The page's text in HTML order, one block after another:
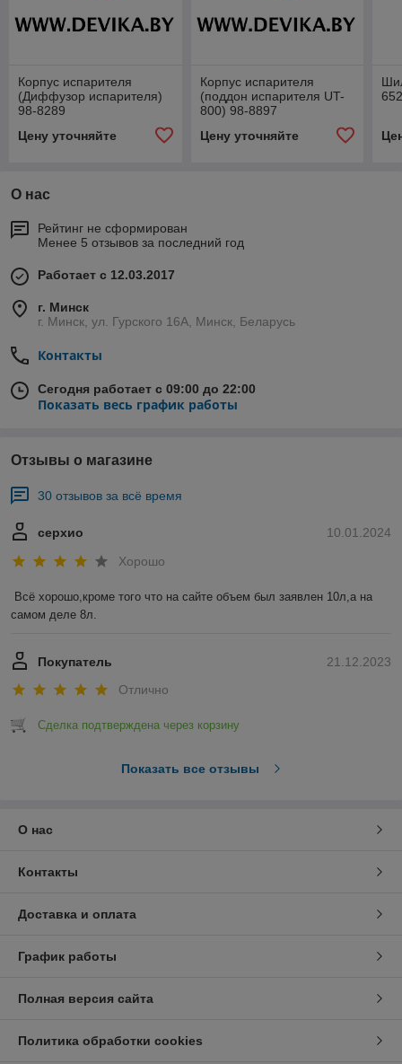
Корпус испарителя
(Диффузор испарителя)
98-8289
Цену уточняйте
Корпус испарителя
(поддон испарителя UT-
800) 98-8897
Цену уточняйте
О нас
Рейтинг не сформирован
Менее 5 отзывов за последний год
Работает с 12.03.2017
г. Минск
г. Минск, ул. Гурского 16А, Минск, Беларусь
Контакты
Сегодня работает с 09:00 до 22:00
Показать весь график работы
Отзывы о магазине
30 отзывов за всё время
10.01.2024
серхио
Хорошо
Всё хорошо,кроме того что на сайте объем был заявлен 10л,а на
самом деле 8л.
21.12.2023
Покупатель
Отлично
Сделка подтверждена через корзину
Показать все отзывы
О нас
Контакты
Доставка и оплата
График работы
Полная версия сайта
Политика обработки cookies